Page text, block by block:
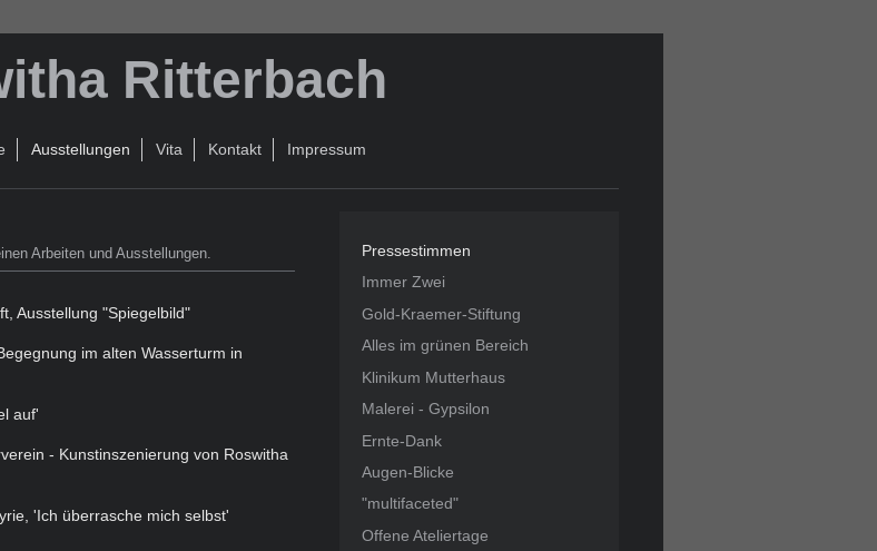
Ritterbach
Ausstellungen Vita Kontakt Impressum
Arbeiten und Ausstellungen.
Ausstellung "Spiegelbild"
im alten Wasserturm in
auf'
- Kunstinszenierung von Roswitha
'Ich überrasche mich selbst'
Pressestimmen
Immer Zwei
Gold-Kraemer-Stiftung
Alles im grünen Bereich
Klinikum Mutterhaus
Malerei - Gypsilon
Ernte-Dank
Augen-Blicke
"multifaceted"
Offene Ateliertage